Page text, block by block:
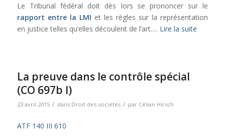
Le Tribunal fédéral doit dès lors se prononcer sur le
rapport entre la LMI et les règles sur la représentation
en justice telles qu’elles découlent de l’art.… Lire la suite
La preuve dans le contrôle spécial
(CO 697b I)
23 avril 2015 / dans Droit des sociétés / par Célian Hirsch
ATF 140 III 610